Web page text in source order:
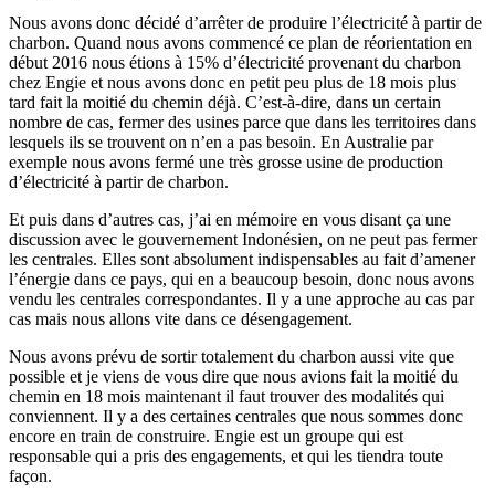
Nous avons donc décidé d’arrêter de produire l’électricité à partir de
charbon. Quand nous avons commencé ce plan de réorientation en
début 2016 nous étions à 15% d’électricité provenant du charbon
chez Engie et nous avons donc en petit peu plus de 18 mois plus
tard fait la moitié du chemin déjà. C’est-à-dire, dans un certain
nombre de cas, fermer des usines parce que dans les territoires dans
lesquels ils se trouvent on n’en a pas besoin. En Australie par
exemple nous avons fermé une très grosse usine de production
d’électricité à partir de charbon.
Et puis dans d’autres cas, j’ai en mémoire en vous disant ça une
discussion avec le gouvernement Indonésien, on ne peut pas fermer
les centrales. Elles sont absolument indispensables au fait d’amener
l’énergie dans ce pays, qui en a beaucoup besoin, donc nous avons
vendu les centrales correspondantes. Il y a une approche au cas par
cas mais nous allons vite dans ce désengagement.
Nous avons prévu de sortir totalement du charbon aussi vite que
possible et je viens de vous dire que nous avions fait la moitié du
chemin en 18 mois maintenant il faut trouver des modalités qui
conviennent. Il y a des certaines centrales que nous sommes donc
encore en train de construire. Engie est un groupe qui est
responsable qui a pris des engagements, et qui les tiendra toute
façon.